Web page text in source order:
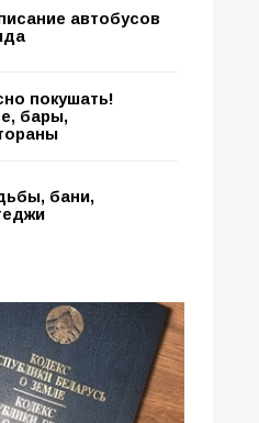
автобусов
покушать!
бары,
бани,